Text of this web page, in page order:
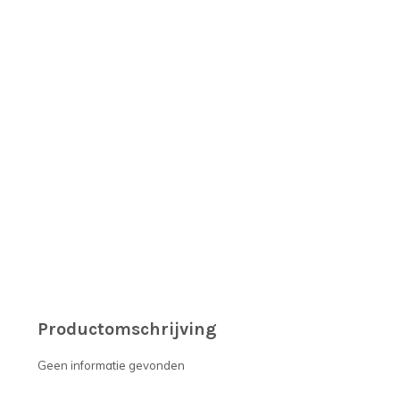
Productomschrijving
Geen informatie gevonden